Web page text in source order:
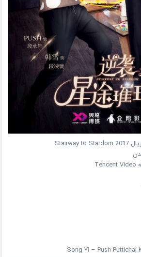
Stairway to Stardom 2017
Tencent Video
Song Yi – Push Puttichai